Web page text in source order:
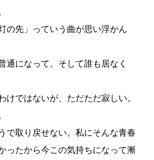
の先」っていう曲が思い浮かん
通になって、そして誰も居なく
けではないが、ただただ寂しい。
で取り戻せない。私にそんな青春
ったから今この気持ちになって漸